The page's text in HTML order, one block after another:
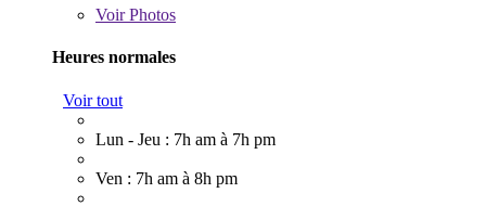
VoirPhotos
Heures normales
Voir tout
Lun - Jeu : 7h am à 7h pm
Ven : 7h am à 8h pm